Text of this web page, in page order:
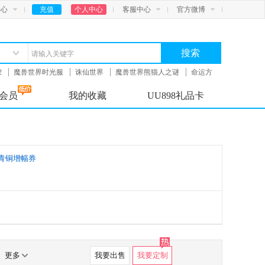
充值 个人中心 客服中心 官方微博
搜索
魔兽世界时光服 诛仙世界 魔兽世界熊猫人之谜 命运方
员 我的收藏 UU898礼品卡
铜增幅券
我要出售 我要定制
更多